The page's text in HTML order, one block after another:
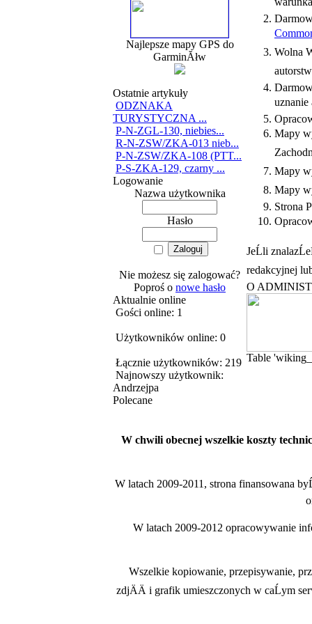
Najlepsze mapy GPS do
GarminĂłw
Ostatnie artykuły
ODZNAKA
TURYSTYCZNA ...
P-N-ZGL-130, niebies...
R-N-ZSW/ZKA-013 nieb...
P-N-ZSW/ZKA-108 (PTT...
P-S-ZKA-129, czarny ...
Logowanie
Nazwa użytkownika
Hasło
Nie możesz się zalogować?
Poproś o nowe hasło
Aktualnie online
Gości online: 1
Użytkowników online: 0
Łącznie użytkowników: 219
Najnowszy użytkownik:
Andrzejpa
Polecane
Wolna
uznanie
Mapy
Mapy
Mapy
Strona
JeĹli
redakcyjnej
O
Table
W chwili obecnej wszelkie koszty
W latach 2009-2011, strona finansowana
W latach 2009-2012 opracowywanie
Wszelkie kopiowanie, przepisywanie,
zdjÄÄ i grafik umieszczonych w caĹym